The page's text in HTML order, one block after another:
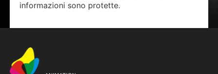
informazioni sono protette.